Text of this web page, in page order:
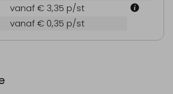
vanaf € 3,35 p/st
vanaf € 0,35 p/st